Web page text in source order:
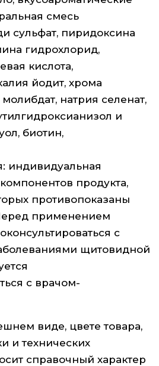
смесь
сульфат, пиридоксина
гидрохлорид,
кислота,
йодит, хрома
натрия селенат,
и
биотин,
индивидуальная
продукта,
противопоказаны
применением
с
щитовидной
с врачом-
виде, цвете товара,
и технических
справочный характер